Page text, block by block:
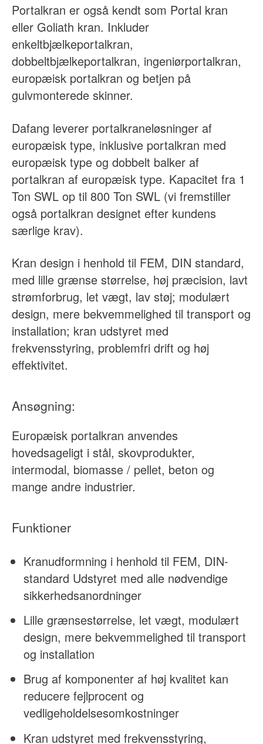
Portalkran er også kendt som Portal kran
eller Goliath kran. Inkluder
enkeltbjælkeportalkran,
dobbeltbjælkeportalkran, ingeniørportalkran,
europæisk portalkran og betjen på
gulvmonterede skinner.
Dafang leverer portalkraneløsninger af
europæisk type, inklusive portalkran med
europæisk type og dobbelt balker af
portalkran af europæisk type. Kapacitet fra 1
Ton SWL op til 800 Ton SWL (vi fremstiller
også portalkran designet efter kundens
særlige krav).
Kran design i henhold til FEM, DIN standard,
med lille grænse størrelse, høj præcision, lavt
strømforbrug, let vægt, lav støj; modulært
design, mere bekvemmelighed til transport og
installation; kran udstyret med
frekvensstyring, problemfri drift og høj
effektivitet.
Ansøgning:
Europæisk portalkran anvendes
hovedsageligt i stål, skovprodukter,
intermodal, biomasse / pellet, beton og
mange andre industrier.
Funktioner
Kranudformning i henhold til FEM, DIN-
standard Udstyret med alle nødvendige
sikkerhedsanordninger
Lille grænsestørrelse, let vægt, modulært
design, mere bekvemmelighed til transport
og installation
Brug af komponenter af høj kvalitet kan
reducere fejlprocent og
vedligeholdelsesomkostninger
Kran udstyret med frekvensstyring,